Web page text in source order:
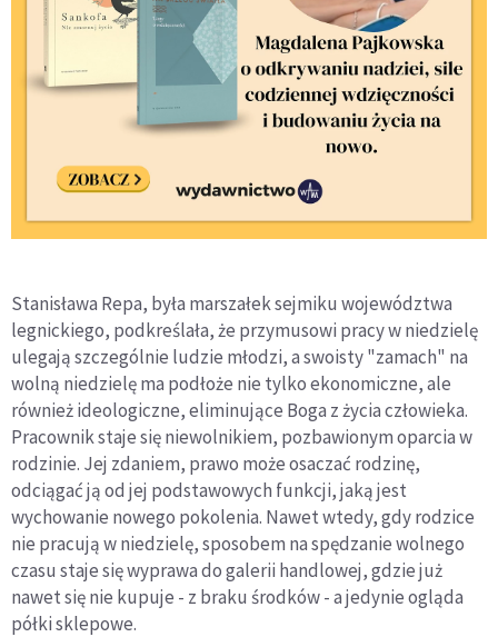
Stanisława Repa, była marszałek sejmiku województwa
legnickiego, podkreślała, że przymusowi pracy w niedzielę
ulegają szczególnie ludzie młodzi, a swoisty "zamach" na
wolną niedzielę ma podłoże nie tylko ekonomiczne, ale
również ideologiczne, eliminujące Boga z życia człowieka.
Pracownik staje się niewolnikiem, pozbawionym oparcia w
rodzinie. Jej zdaniem, prawo może osaczać rodzinę,
odciągać ją od jej podstawowych funkcji, jaką jest
wychowanie nowego pokolenia. Nawet wtedy, gdy rodzice
nie pracują w niedzielę, sposobem na spędzanie wolnego
czasu staje się wyprawa do galerii handlowej, gdzie już
nawet się nie kupuje - z braku środków - a jedynie ogląda
półki sklepowe.